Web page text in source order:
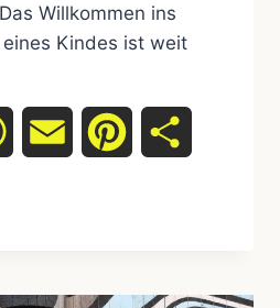
Willkommen ins
Kindes ist weit
WhatsAppEmail Pinterest